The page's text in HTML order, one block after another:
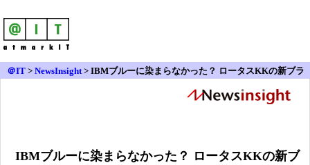
＠IT > NewsInsight> IBMブルーに染まらなかった？ ロータスKKの新ブラ
IBMブルーに染まらなかった？ ロータスKKの新ブ